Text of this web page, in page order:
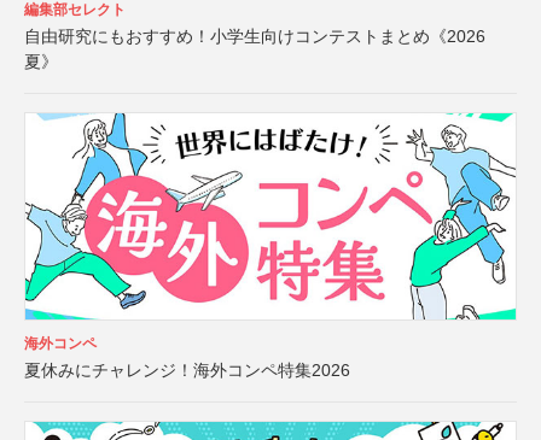
編集部セレクト
自由研究にもおすすめ！小学生向けコンテストまとめ《2026
夏》
海外コンペ
夏休みにチャレンジ！海外コンペ特集2026